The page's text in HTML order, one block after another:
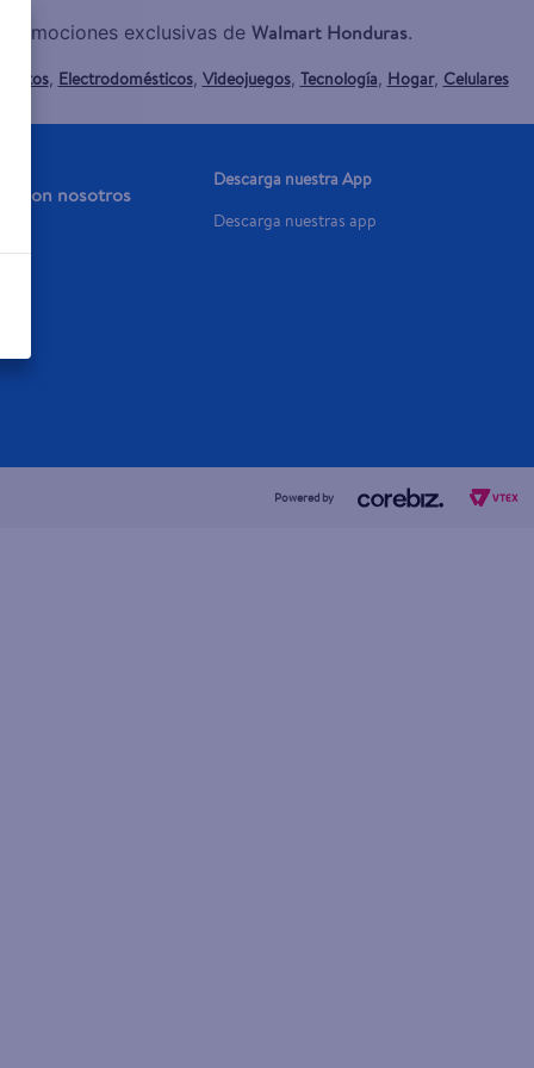
exclusivas de Walmart Honduras.
, Electrodomésticos, Videojuegos, Tecnología, Hogar, Celulares
con nosotros
Descarga nuestra App
Descarga nuestras app
Powered by